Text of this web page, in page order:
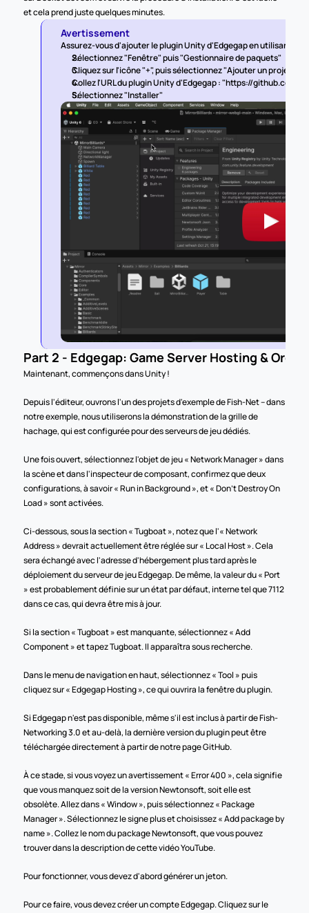
et cela prend juste quelques minutes.
Avertissement
Assurez-vous d'ajouter le plugin Unity d'Edgegap en utilisant
Sélectionnez "Fenêtre" puis "Gestionnaire de paquets"
Cliquez sur l'icône "+", puis sélectionnez "Ajouter un projet
Collez l'URL du plugin Unity d'Edgegap : "https://
Sélectionnez "Installer"
Part 2 - Edgegap: Game Server Hosting &
Maintenant, commençons dans Unity !
Depuis l'éditeur, ouvrons l'un des projets d'exemple de Fish-Net – dans
notre exemple, nous utiliserons la démonstration de la grille de
hachage, qui est configurée pour des serveurs de jeu dédiés.
Une fois ouvert, sélectionnez l'objet de jeu « Network Manager » dans
la scène et dans l'inspecteur de composant, confirmez que deux
configurations, à savoir « Run in Background », et « Don’t Destroy On
Load » sont activées.
Ci-dessous, sous la section « Tugboat », notez que l'« Network
Address » devrait actuellement être réglée sur « Local Host ». Cela
sera échangé avec l'adresse d'hébergement plus tard après le
déploiement du serveur de jeu Edgegap. De même, la valeur du « Port
» est probablement définie sur un état par défaut, interne tel que 7112
dans ce cas, qui devra être mis à jour.
Si la section « Tugboat » est manquante, sélectionnez « Add
Component » et tapez Tugboat. Il apparaîtra sous recherche.
Dans le menu de navigation en haut, sélectionnez « Tool » puis
cliquez sur « Edgegap Hosting », ce qui ouvrira la fenêtre du plugin.
Si Edgegap n'est pas disponible, même s'il est inclus à partir de Fish-
Networking 3.0 et au-delà, la dernière version du plugin peut être
téléchargée directement à partir de notre page GitHub.
À ce stade, si vous voyez un avertissement « Error 400 », cela signifie
que vous manquez soit de la version Newtonsoft, soit elle est
obsolète. Allez dans « Window », puis sélectionnez « Package
Manager ». Sélectionnez le signe plus et choisissez « Add package by
name ». Collez le nom du package Newtonsoft, que vous pouvez
trouver dans la description de cette vidéo YouTube.
Pour fonctionner, vous devez d'abord générer un jeton.
Pour ce faire, vous devez créer un compte Edgegap. Cliquez sur le